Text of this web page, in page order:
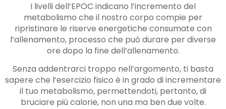
I livelli dell’EPOC indicano l’incremento del
metabolismo che il nostro corpo compie per
ripristinare le riserve energetiche consumate con
l’allenamento, processo che può durare per diverse
ore dopo la fine dell’allenamento.
Senza addentrarci troppo nell’argomento, ti basta
sapere che l’esercizio fisico è in grado di incrementare
il tuo metabolismo, permettendoti, pertanto, di
bruciare più calorie, non una ma ben due volte.